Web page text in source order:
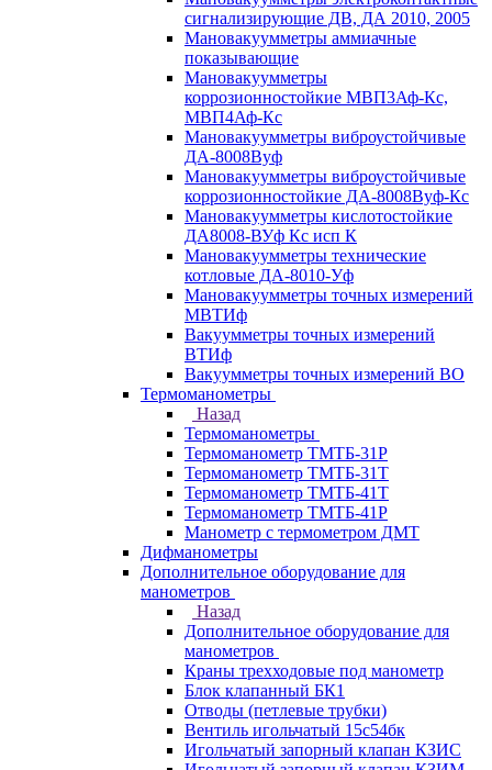
сигнализирующие ДВ, ДА 2010, 2005
Мановакуумметры аммиачные
показывающие
Мановакуумметры
коррозионностойкие МВП3Аф-Кс,
МВП4Аф-Кс
Мановакуумметры виброустойчивые
ДА-8008Вуф
Мановакуумметры виброустойчивые
коррозионностойкие ДА-8008Вуф-Кс
Мановакуумметры кислотостойкие
ДА8008-ВУф Кс исп К
Мановакуумметры технические
котловые ДА-8010-Уф
Мановакуумметры точных измерений
МВТИф
Вакуумметры точных измерений
ВТИф
Вакуумметры точных измерений ВО
Термоманометры
Назад
Термоманометры
Термоманометр ТМТБ-31Р
Термоманометр ТМТБ-31Т
Термоманометр ТМТБ-41Т
Термоманометр ТМТБ-41Р
Манометр с термометром ДМТ
Дифманометры
Дополнительное оборудование для
манометров
Назад
Дополнительное оборудование для
манометров
Краны трехходовые под манометр
Блок клапанный БК1
Отводы (петлевые трубки)
Вентиль игольчатый 15с54бк
Игольчатый запорный клапан КЗИС